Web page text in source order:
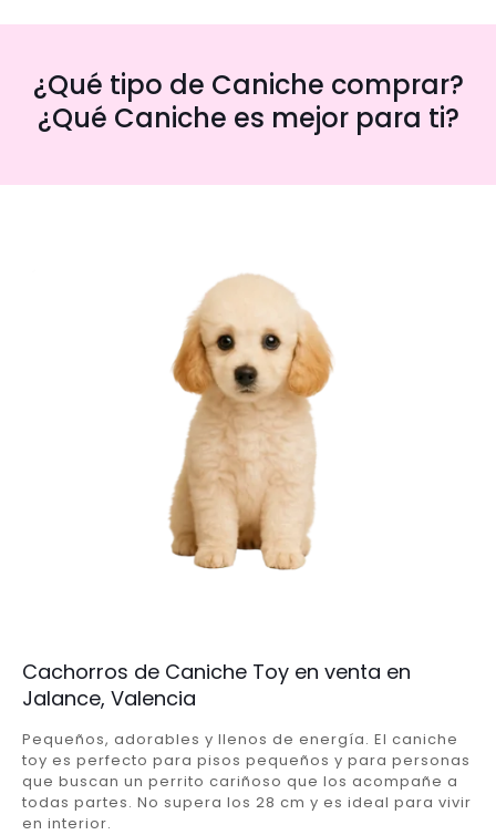
¿Qué tipo de Caniche comprar?
¿Qué Caniche es mejor para ti?
Cachorros de Caniche Toy en venta en
Jalance, Valencia
Pequeños, adorables y llenos de energía. El caniche
toy es perfecto para pisos pequeños y para personas
que buscan un perrito cariñoso que los acompañe a
todas partes. No supera los 28 cm y es ideal para vivir
en interior.